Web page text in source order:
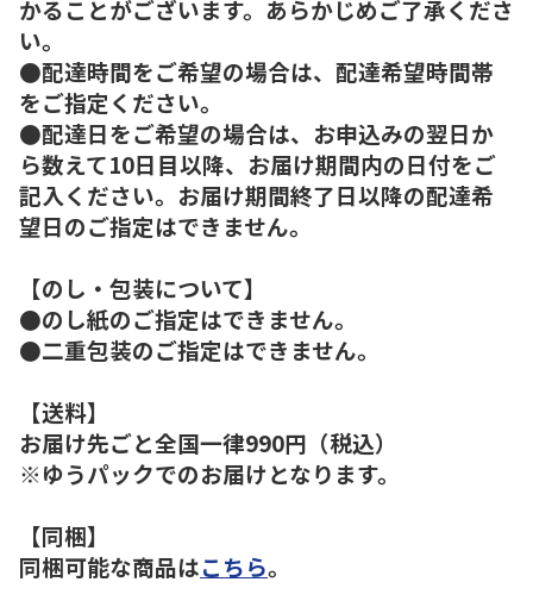
かることがございます。あらかじめご了承くださ
い。
●配達時間をご希望の場合は、配達希望時間帯
をご指定ください。
●配達日をご希望の場合は、お申込みの翌日か
ら数えて10日目以降、お届け期間内の日付をご
記入ください。お届け期間終了日以降の配達希
望日のご指定はできません。
【のし・包装について】
●のし紙のご指定はできません。
●二重包装のご指定はできません。
【送料】
お届け先ごと全国一律990円（税込）
※ゆうパックでのお届けとなります。
【同梱】
同梱可能な商品はこちら。